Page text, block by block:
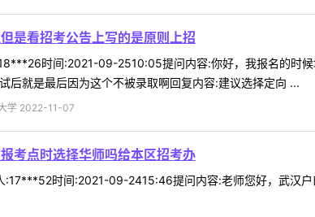
是看招考公告上写的是原则上招
时间:2021-09-2510:05提问内容:你好，我报名的时
后就是最后因为这个不被录取啊回复内容:建议选择定向 ...
学 2022-11-07
考点时选择华师吗给本区招考办
:17***52时间:2021-09-2415:46提问内容:老师您好，武汉